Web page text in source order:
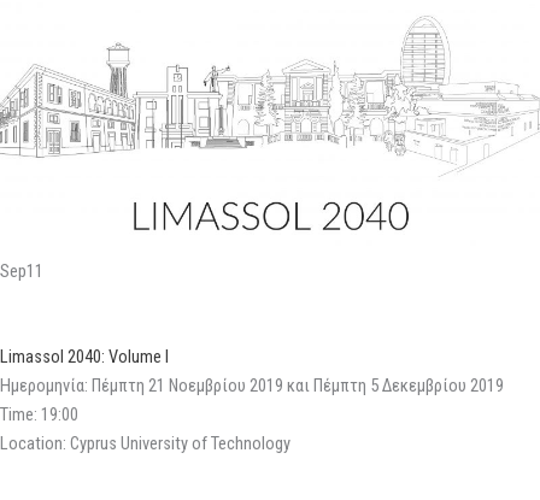
Sep11
Limassol 2040: Volume I
Ημερομηνία: Πέμπτη 21 Νοεμβρίου 2019 και Πέμπτη 5 Δεκεμβρίου 2019
Time: 19:00
Location: Cyprus University of Technology